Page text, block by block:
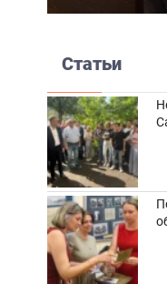
Статьи